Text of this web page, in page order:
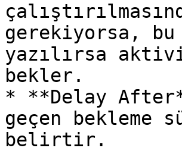
gerekiyorsa,
yazılırsa
bekler.
* **Delay
geçen bekleme
belirtir.